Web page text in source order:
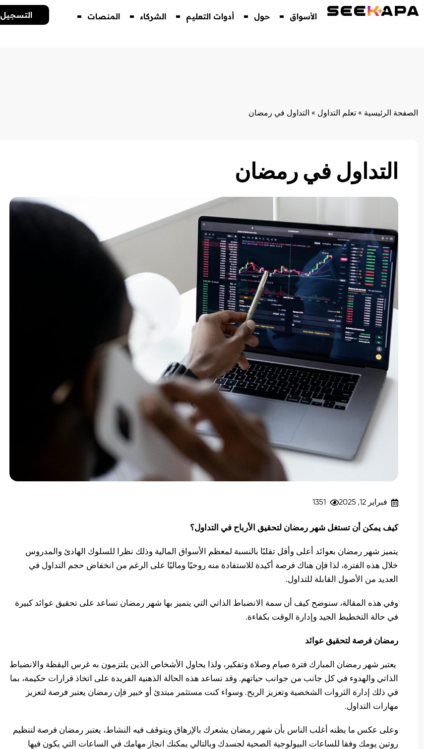
الأسواق حول أدوات التعليم الشركاء المنصات التسجيل
الصفحة الرئيسية » تعلم التداول » التداول في رمضان
التداول في رمضان
فبراير 12, 2025 1351
كيف يمكن أن تستغل شهر رمضان لتحقيق الأرباح في التداول؟
يتميز شهر رمضان بعوائد أعلى وأقل تقلبًا بالنسبة لمعظم الأسواق المالية وذلك نظرا للسلوك الهادئ والمدروس
خلال هذه الفترة، لذا فإن هناك فرصة أكيدة للاستفادة منه روحيًا وماليًا على الرغم من انخفاض حجم التداول في
العديد من الأصول القابلة للتداول.
وفي هذه المقالة، سنوضح كيف أن سمة الانضباط الذاتي التي يتميز بها شهر رمضان تساعد على تحقيق عوائد كبيرة
في حالة التخطيط الجيد وإدارة الوقت بكفاءة.
رمضان فرصة لتحقيق عوائد
يعتبر شهر رمضان المبارك فترة صيام وصلاة وتفكير، ولذا يحاول الأشخاص الذين يلتزمون به غرس اليقظة والانضباط
الذاتي والهدوء في كل جانب من جوانب حياتهم. وقد تساعد هذه الحالة الذهنية الفريدة على اتخاذ قرارات حكيمة، بما
في ذلك إدارة الثروات الشخصية وتعزيز الربح. وسواء كنت مستثمر مبتدئ أو خبير فإن رمضان يعتبر فرصة لتعزيز
مهارات التداول.
وعلى عكس ما يظنه أغلب الناس بأن شهر رمضان يشعرك بالإرهاق ويتوقف فيه النشاط، يعتبر رمضان فرصة لتنظيم
روتين يومك وفقا للساعات البيولوجية الصحية لجسدك وبالتالي يمكنك انجاز مهامك في الساعات التي يكون فيها